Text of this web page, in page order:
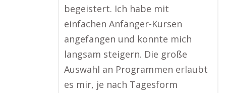
begeistert. Ich habe mit
einfachen Anfänger-Kursen
angefangen und konnte mich
langsam steigern. Die große
Auswahl an Programmen erlaubt
es mir, je nach Tagesform